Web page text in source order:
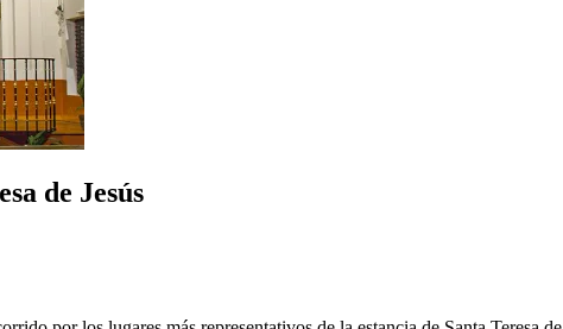
de Jesús